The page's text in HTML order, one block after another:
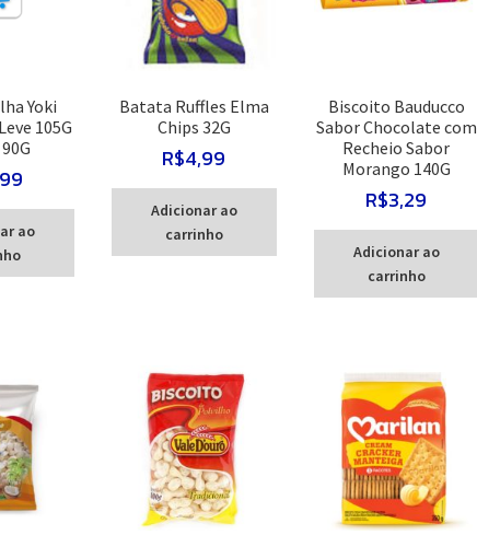
Yoki
105G
ao
Batata Ruffles Elma
Chips 32G
R$4,99
Adicionar ao
carrinho
Biscoito Bauducco
Sabor Chocolate com
Recheio Sabor
Morango 140G
R$3,29
Adicionar ao
carrinho